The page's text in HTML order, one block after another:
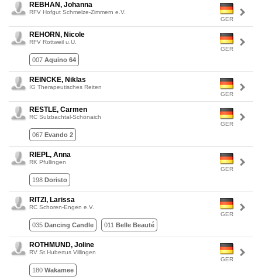
GER
REBHAN, Johanna
RFV Hofgut Schmelze-Zimmern e.V.
GER
REHORN, Nicole
RFV Rottweil u.U.
007 Aquino 64
GER
REINCKE, Niklas
IG Therapeutisches Reiten
GER
RESTLE, Carmen
RC Sulzbachtal-Schönaich
067 Evando 2
GER
RIEPL, Anna
RK Pfullingen
198 Doristo
GER
RITZI, Larissa
RC Schoren-Engen e.V.
035 Dancing Candle 011 Belle Beauté
GER
ROTHMUND, Joline
RV St.Hubertus Villingen
180 Wakamee